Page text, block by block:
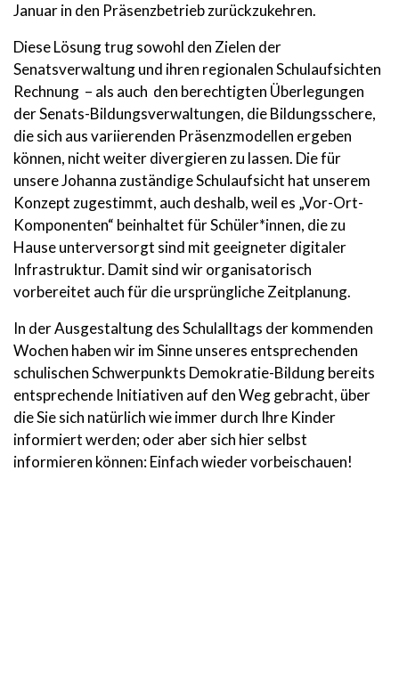
Januar in den Präsenzbetrieb zurückzukehren.
Diese Lösung trug sowohl den Zielen der
Senatsverwaltung und ihren regionalen Schulaufsichten
Rechnung – als auch den berechtigten Überlegungen
der Senats-Bildungsverwaltungen, die Bildungsschere,
die sich aus variierenden Präsenzmodellen ergeben
können, nicht weiter divergieren zu lassen. Die für
unsere Johanna zuständige Schulaufsicht hat unserem
Konzept zugestimmt, auch deshalb, weil es „Vor-Ort-
Komponenten“ beinhaltet für Schüler*innen, die zu
Hause unterversorgt sind mit geeigneter digitaler
Infrastruktur. Damit sind wir organisatorisch
vorbereitet auch für die ursprüngliche Zeitplanung.
In der Ausgestaltung des Schulalltags der kommenden
Wochen haben wir im Sinne unseres entsprechenden
schulischen Schwerpunkts Demokratie-Bildung bereits
entsprechende Initiativen auf den Weg gebracht, über
die Sie sich natürlich wie immer durch Ihre Kinder
informiert werden; oder aber sich hier selbst
informieren können: Einfach wieder vorbeischauen!